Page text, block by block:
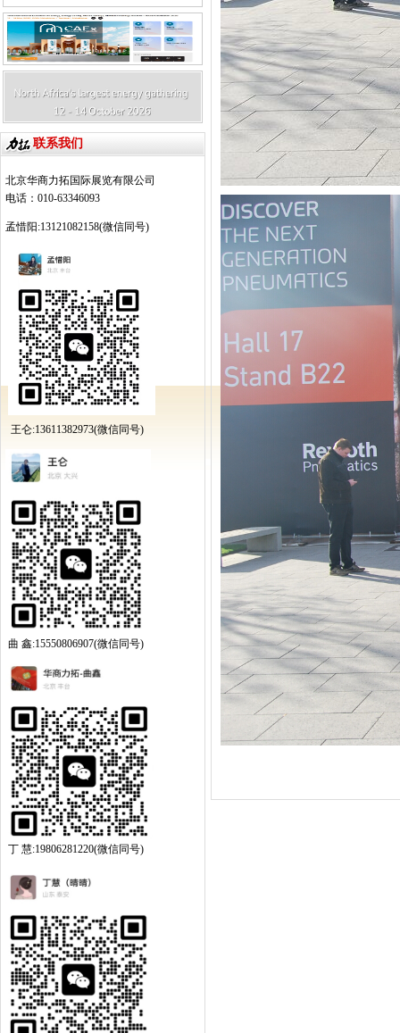
联系我们
北京华商力拓国际展览有限公司
电话：010-63346093
孟惜阳:13121082158(微信同号)
王仑:13611382973(微信同号)
曲 鑫:15550806907(微信同号)
丁 慧:19806281220(微信同号)